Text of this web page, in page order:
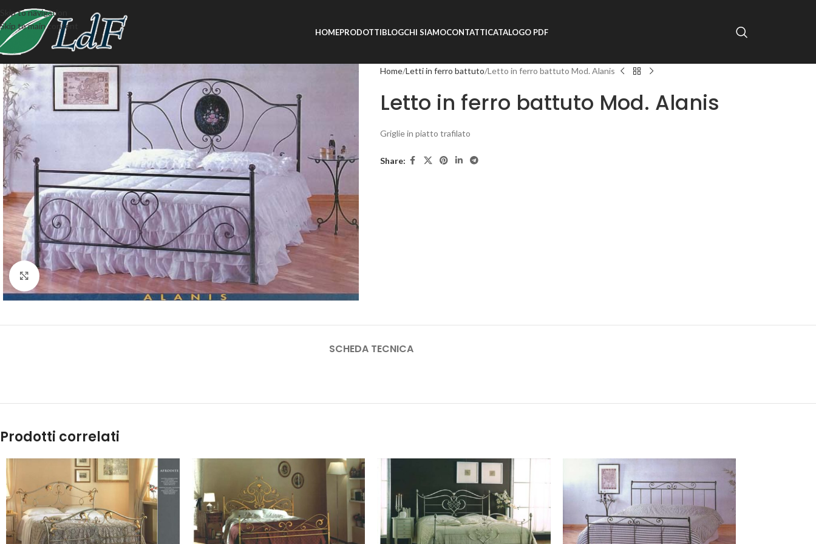
Skip to navigation
Skip to main content
HOMEPRODOTTIBLOGCHI SIAMOCONTATTICATALOGO PDF
Click to enlarge
Home Letti in ferro battuto Letto in ferro battuto Mod. Alanis
Letto in ferro battuto Mod. Alanis
Griglie in piatto trafilato
Share:
SCHEDA TECNICA
Prodotti correlati